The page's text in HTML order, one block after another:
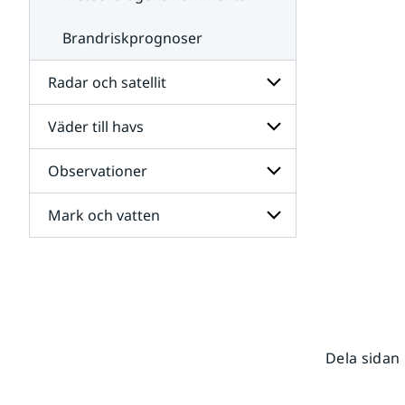
Brandriskprognoser
Radar och satellit
Undersidor
för
Radar
och
satellit
Väder till havs
Undersidor
för
Väder
till
havs
Observationer
Undersidor
för
Mark och vatten
Dela sidan